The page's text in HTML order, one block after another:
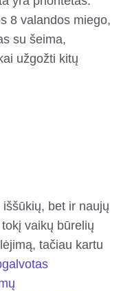
8 valandos miego,
su šeima,
užgožti kitų
bet ir naujų
vaikų būrelių
tačiau kartu